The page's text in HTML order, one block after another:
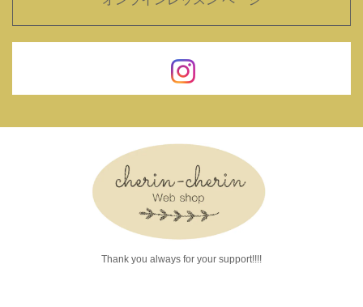
Thank you always for your support!!!!